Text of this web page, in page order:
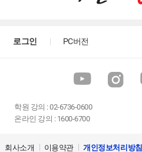
로그인 PC버전
학원 강의 :02-6736-0600
온라인 강의 : 1600-6700
회사소개 이용약관 개인정보처리방침